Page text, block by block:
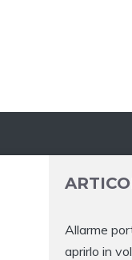
Allarme
aprirlo in